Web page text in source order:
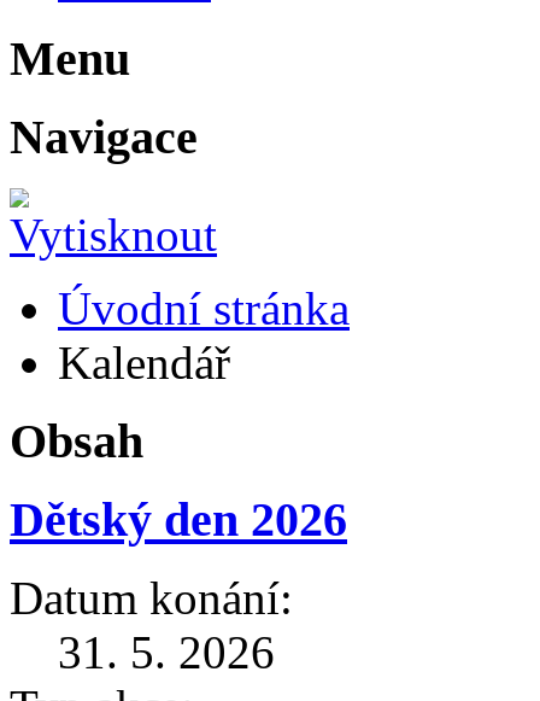
Menu
Navigace
Úvodní stránka
Kalendář
Obsah
Dětský den 2026
Datum konání:
31. 5. 2026